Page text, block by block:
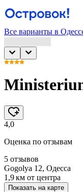
Все варианты в
4,0
Оценка по отзывам
5 отзывов
Gogolya 12, Одесса
1,9 км от центра
Показать на карте